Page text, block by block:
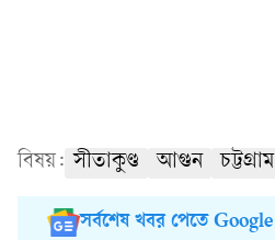
বিষয়: সীতাকুণ্ড আগুন
সর্বশেষ খবর পেতে